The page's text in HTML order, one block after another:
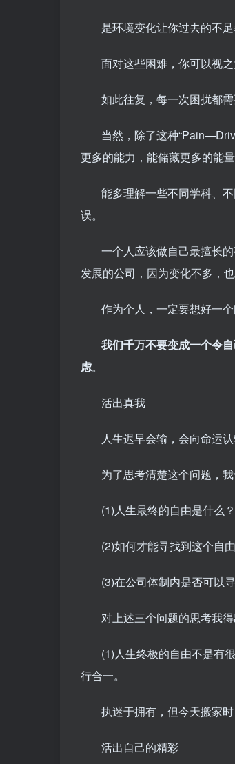
是环境变化让你过去的不
面对这些困难，你可以视
如此往复，每一次困扰都
当然，除了这种
更多的能力，能储藏更多的能
能多理解一些不同学科、
误。
一个人应该做自己最擅长
发展的公司，因为变化不多，也
作为个人，一定要想好一
我们千万不要变成一个令
虑。
活出真我
人生迟早会输，会向命运
为了思考清楚这个问题，
(1)人生最终的自由是什么？
(2)如何才能寻找到这个自
(3)在公司体制内是否可以
对上述三个问题的思考我得
(1)人生终极的自由不是有
行合一。
执迷于拥有，但今天搬家
活出自己的精彩